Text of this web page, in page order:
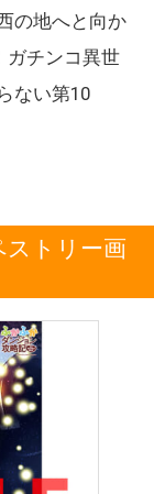
の地へと向か
チンコ異世
ない第10
ストリー画